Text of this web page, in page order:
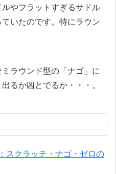
やフラットすぎるサドル
いたのです。特にラウン
ラウンド型の「ナゴ」に
るか凶とでるか・・・。
スクラッチ・ナゴ・ゼロの